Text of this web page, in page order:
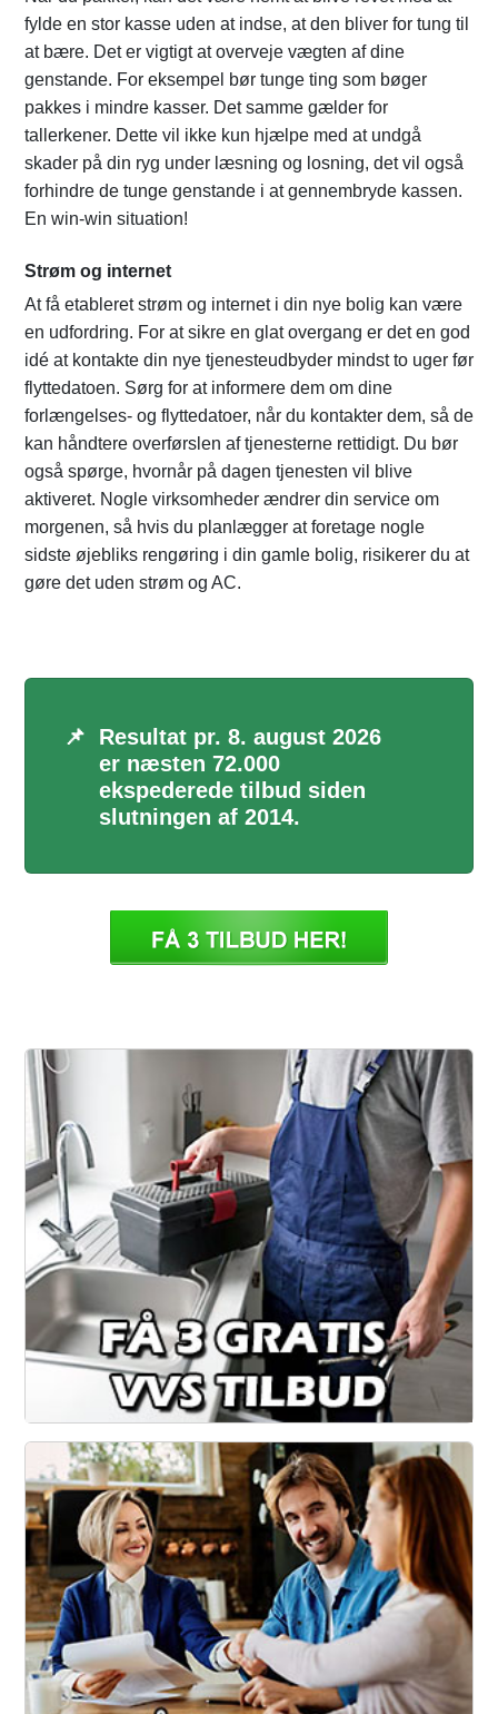
fylde en stor kasse uden at indse, at den bliver for tung til
at bære. Det er vigtigt at overveje vægten af dine
genstande. For eksempel bør tunge ting som bøger
pakkes i mindre kasser. Det samme gælder for
tallerkener. Dette vil ikke kun hjælpe med at undgå
skader på din ryg under læsning og losning, det vil også
forhindre de tunge genstande i at gennembryde kassen.
En win-win situation!
Strøm og internet
At få etableret strøm og internet i din nye bolig kan være
en udfordring. For at sikre en glat overgang er det en god
idé at kontakte din nye tjenesteudbyder mindst to uger før
flyttedatoen. Sørg for at informere dem om dine
forlængelses- og flyttedatoer, når du kontakter dem, så de
kan håndtere overførslen af tjenesterne rettidigt. Du bør
også spørge, hvornår på dagen tjenesten vil blive
aktiveret. Nogle virksomheder ændrer din service om
morgenen, så hvis du planlægger at foretage nogle
sidste øjebliks rengøring i din gamle bolig, risikerer du at
gøre det uden strøm og AC.
📌 Resultat pr. 8. august 2026
er næsten 72.000
ekspederede tilbud siden
slutningen af 2014.